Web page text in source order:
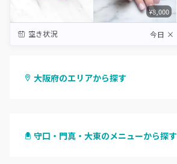
¥8,000
空き状況 今日 ×
大阪府のエリアから探す
心斎橋・南船場・アメ村
守口・門真・大東のメニューから探す